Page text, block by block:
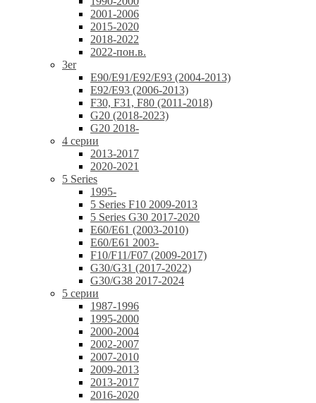
2001-2006
2015-2020
2018-2022
2022-пон.в.
3er
E90/E91/E92/E93 (2004-2013)
E92/E93 (2006-2013)
F30, F31, F80 (2011-2018)
G20 (2018-2023)
G20 2018-
4 серии
2013-2017
2020-2021
5 Series
1995-
5 Series F10 2009-2013
5 Series G30 2017-2020
E60/E61 (2003-2010)
E60/E61 2003-
F10/F11/F07 (2009-2017)
G30/G31 (2017-2022)
G30/G38 2017-2024
5 серии
1987-1996
1995-2000
2000-2004
2002-2007
2007-2010
2009-2013
2013-2017
2016-2020